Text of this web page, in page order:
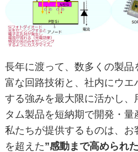
長年に渡って、数多くの製品
富な回路技術と、社内にウエ
する強みを最大限に活かし、
タム製品を短納期で開発・量
私たちが提供するものは、お
を超えた”感動まで高められ